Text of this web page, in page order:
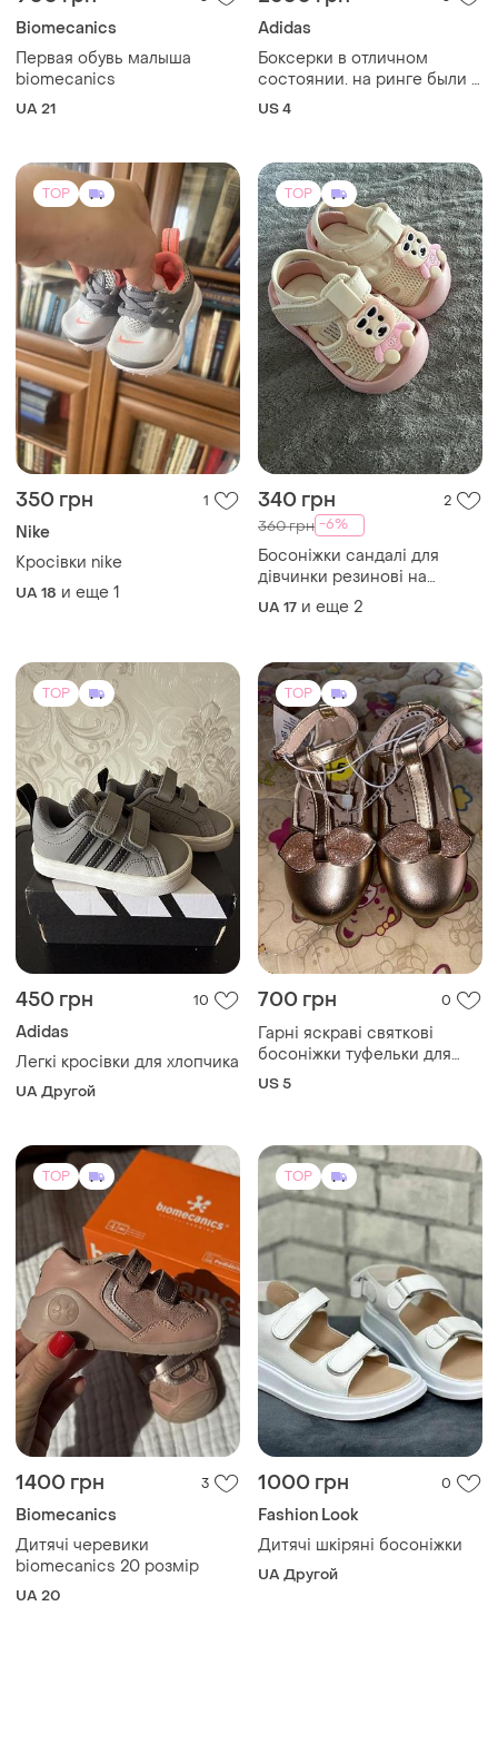
TOP
350 грн 1
Nike
Кросівки nike
UA 18 и еще 1
TOP
340 грн 2
360 грн -6%
Босоніжки сандалі для
дівчинки резинові на
ліпучці відкриті рожеві
UA 17 и еще 2
TOP
450 грн
Adidas
Легкі кросівки для хлопчика
UA Другой
TOP
700 грн 0
Гарні яскраві святкові
босоніжки туфельки для
дівчинки із
US 5
TOP
1400 грн 3
Biomecanics
Дитячі черевики
biomecanics 20 розмір
UA 20
TOP
1000 грн 0
Fashion Look
Дитячі шкіряні босоніжки
UA Другой